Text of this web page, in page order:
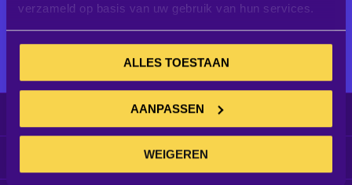
verzameld op basis van uw gebruik van hun services.
ALLES TOESTAAN
AANPASSEN
WEIGEREN
Alle audiovisuele producten voor
een optimaal ingerichte
werkomgeving